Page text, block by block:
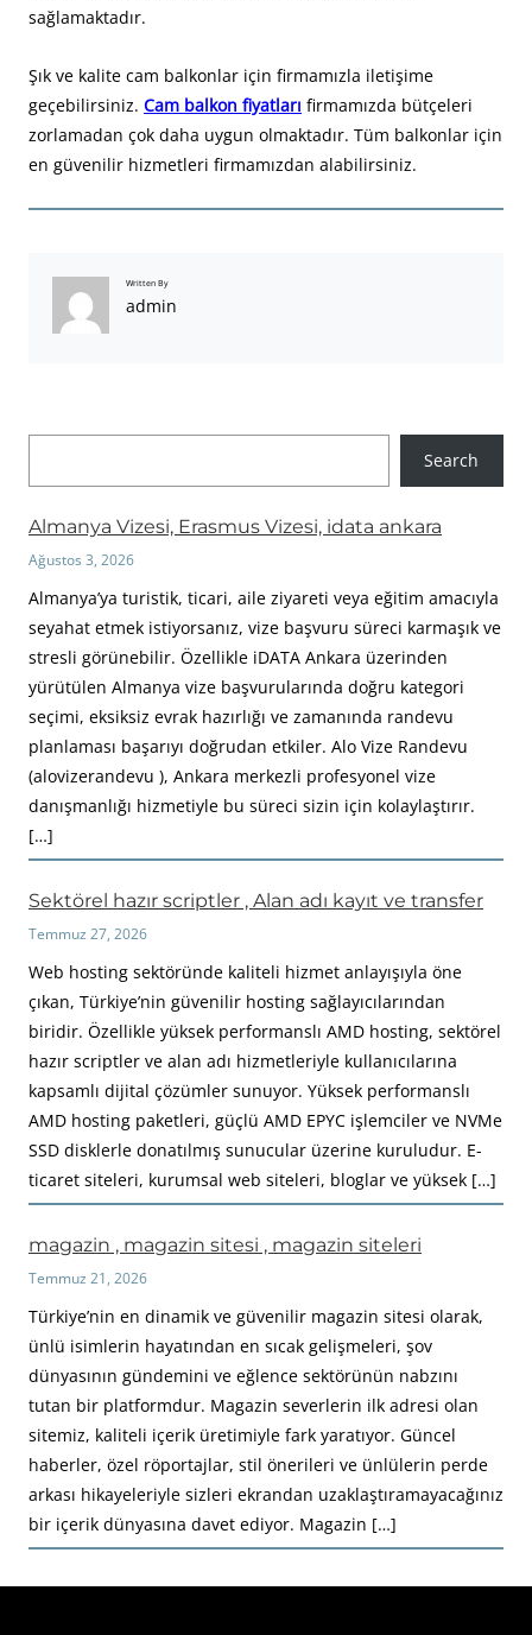
sağlamaktadır.
Şık ve kalite cam balkonlar için firmamızla iletişime
geçebilirsiniz. Cam balkon fiyatları firmamızda bütçeleri
zorlamadan çok daha uygun olmaktadır. Tüm balkonlar için
en güvenilir hizmetleri firmamızdan alabilirsiniz.
Written By
admin
Search
Almanya Vizesi, Erasmus Vizesi, idata ankara
Ağustos 3, 2026
Almanya’ya turistik, ticari, aile ziyareti veya eğitim amacıyla
seyahat etmek istiyorsanız, vize başvuru süreci karmaşık ve
stresli görünebilir. Özellikle iDATA Ankara üzerinden
yürütülen Almanya vize başvurularında doğru kategori
seçimi, eksiksiz evrak hazırlığı ve zamanında randevu
planlaması başarıyı doğrudan etkiler. Alo Vize Randevu
(alovizerandevu ), Ankara merkezli profesyonel vize
danışmanlığı hizmetiyle bu süreci sizin için kolaylaştırır.
[…]
Sektörel hazır scriptler , Alan adı kayıt ve transfer
Temmuz 27, 2026
Web hosting sektöründe kaliteli hizmet anlayışıyla öne
çıkan, Türkiye’nin güvenilir hosting sağlayıcılarından
biridir. Özellikle yüksek performanslı AMD hosting, sektörel
hazır scriptler ve alan adı hizmetleriyle kullanıcılarına
kapsamlı dijital çözümler sunuyor. Yüksek performanslı
AMD hosting paketleri, güçlü AMD EPYC işlemciler ve NVMe
SSD disklerle donatılmış sunucular üzerine kuruludur. E-
ticaret siteleri, kurumsal web siteleri, bloglar ve yüksek […]
magazin , magazin sitesi , magazin siteleri
Temmuz 21, 2026
Türkiye’nin en dinamik ve güvenilir magazin sitesi olarak,
ünlü isimlerin hayatından en sıcak gelişmeleri, şov
dünyasının gündemini ve eğlence sektörünün nabzını
tutan bir platformdur. Magazin severlerin ilk adresi olan
sitemiz, kaliteli içerik üretimiyle fark yaratıyor. Güncel
haberler, özel röportajlar, stil önerileri ve ünlülerin perde
arkası hikayeleriyle sizleri ekrandan uzaklaştıramayacağınız
bir içerik dünyasına davet ediyor. Magazin […]